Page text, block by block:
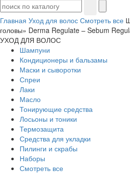
Главная Уход для волос Смотреть все
головы» Derma Regulate – Sebum
УХОД ДЛЯ ВОЛОС
Шампуни
Кондиционеры и бальзамы
Маски и сыворотки
Спреи
Лаки
Масло
Тонирующие средства
Лосьоны и тоники
Термозащита
Средства для укладки
Пилинги и скрабы
Наборы
Смотреть все